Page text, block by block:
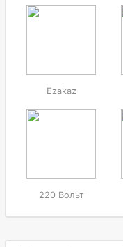
Ezakaz
220 Вольт